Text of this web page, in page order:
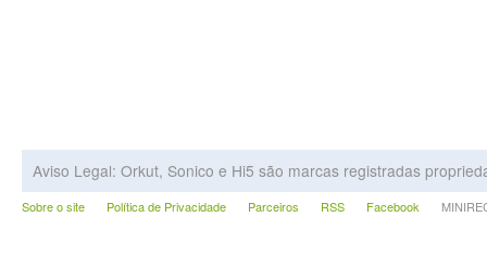
Aviso Legal: Orkut, Sonico e Hi5 são marcas registradas
Sobre o site Política de Privacidade Parceiros RSS Facebook